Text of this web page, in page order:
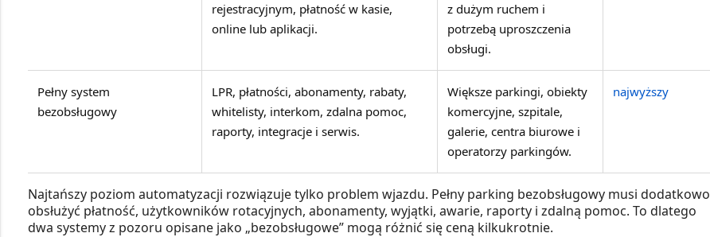
rejestracyjnym, płatność w kasie,
online lub aplikacji.
z dużym ruchem i
potrzebą uproszczenia
obsługi.
Pełny system
bezobsługowy
LPR, płatności, abonamenty, rabaty,
whitelisty, interkom, zdalna pomoc,
raporty, integracje i serwis.
Większe parkingi, obiekty
komercyjne, szpitale,
galerie, centra biurowe i
operatorzy parkingów.
najwyższy
Najtańszy poziom automatyzacji rozwiązuje tylko problem wjazdu. Pełny parking bezobsługowy musi dodatkowo
obsłużyć płatność, użytkowników rotacyjnych, abonamenty, wyjątki, awarie, raporty i zdalną pomoc. To dlatego
dwa systemy z pozoru opisane jako „bezobsługowe” mogą różnić się ceną kilkukrotnie.